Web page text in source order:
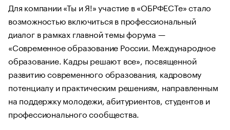
Для компании «Ты и Я!» участие в «ОБРФЕСТе» стало
возможностью включиться в профессиональный
диалог в рамках главной темы форума —
«Современное образование России. Международное
образование. Кадры решают все», посвященной
развитию современного образования, кадровому
потенциалу и практическим решениям, направленным
на поддержку молодежи, абитуриентов, студентов и
профессионального сообщества.